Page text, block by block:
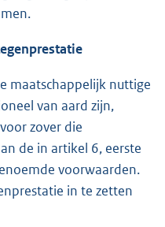
maatschappelijk nuttige
van aard zijn,
zover die
de in artikel 6, eerste
voorwaarden.
in te zetten